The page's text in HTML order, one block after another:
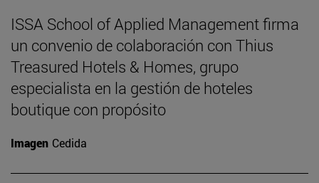
ISSA School of Applied Management firma
un convenio de colaboración con Thius
Treasured Hotels & Homes, grupo
especialista en la gestión de hoteles
boutique con propósito
Imagen Cedida